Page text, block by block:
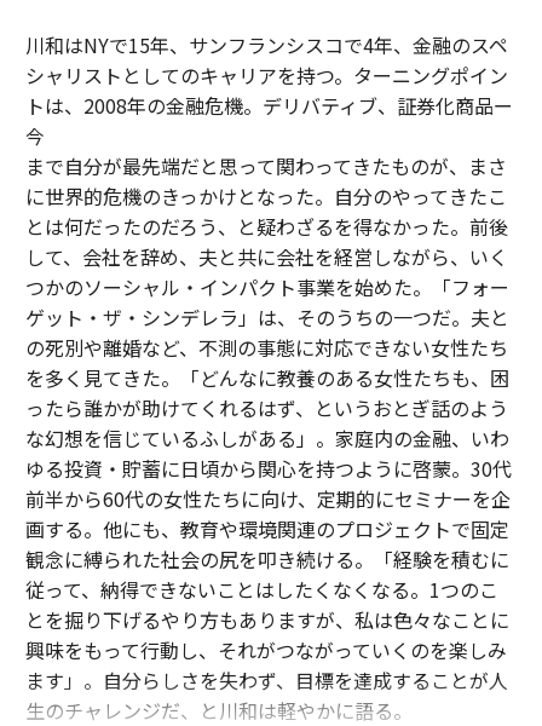
川和はNYで15年、サンフランシスコで4年、金融のスペ
シャリストとしてのキャリアを持つ。ターニングポイン
トは、2008年の金融危機。デリバティブ、証券化商品ー
今
まで自分が最先端だと思って関わってきたものが、まさ
に世界的危機のきっかけとなった。自分のやってきたこ
とは何だったのだろう、と疑わざるを得なかった。前後
して、会社を辞め、夫と共に会社を経営しながら、いく
つかのソーシャル・インパクト事業を始めた。「フォー
ゲット・ザ・シンデレラ」は、そのうちの一つだ。夫と
の死別や離婚など、不測の事態に対応できない女性たち
を多く見てきた。「どんなに教養のある女性たちも、困
ったら誰かが助けてくれるはず、というおとぎ話のよう
な幻想を信じているふしがある」。家庭内の金融、いわ
ゆる投資・貯蓄に日頃から関心を持つように啓蒙。30代
前半から60代の女性たちに向け、定期的にセミナーを企
画する。他にも、教育や環境関連のプロジェクトで固定
観念に縛られた社会の尻を叩き続ける。「経験を積むに
従って、納得できないことはしたくなくなる。1つのこ
とを掘り下げるやり方もありますが、私は色々なことに
興味をもって行動し、それがつながっていくのを楽しみ
ます」。自分らしさを失わず、目標を達成することが人
生のチャレンジだ、と川和は軽やかに語る。